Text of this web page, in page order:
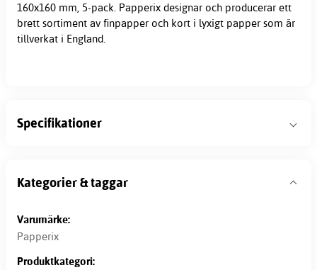
160x160 mm, 5-pack. Papperix designar och producerar ett
brett sortiment av finpapper och kort i lyxigt papper som är
tillverkat i England.
Specifikationer
Kategorier & taggar
Varumärke:
Papperix
Produktkategori: